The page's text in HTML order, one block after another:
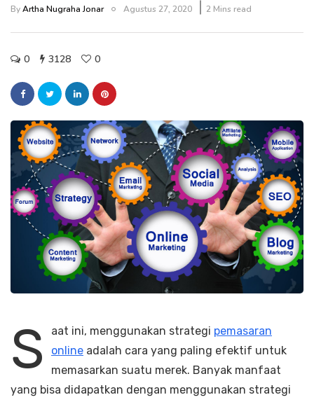
ByArtha Nugraha Jonar Agustus 27, 2020 2 Mins read
0 3128 0
S aat ini, menggunakan strategi pemasaran
online adalah cara yang paling efektif untuk
memasarkan suatu merek. Banyak manfaat
yang bisa didapatkan dengan menggunakan strategi